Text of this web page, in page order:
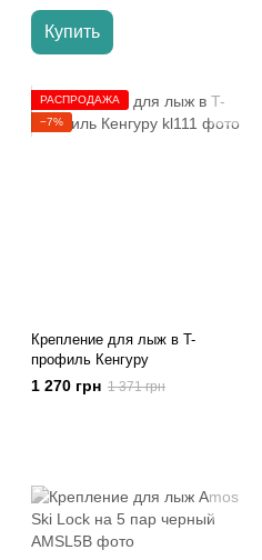
Купить
РАСПРОДАЖА
−7%
Крепление для лыж в T-
профиль Кенгуру
1 270 грн 1 371 грн